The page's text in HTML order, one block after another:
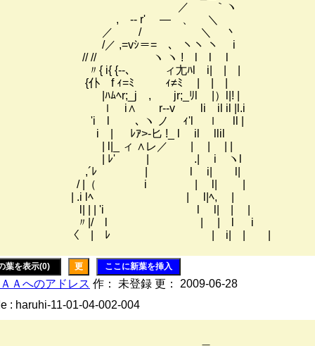
｀ヽ
-‐ r' ― 、 ＼
/ ＼ 丶
,=vｼ＝= 、 ヽヽ ヽ i
// ヽ ヽ ! l l l
{ i{ {‐-､ ィ尢ﾊl i| | |
仆 f ｨ=ﾐ ｨ≠ﾐ | | |
ﾑﾍr;_j , jr;_ﾘl |）l|! |
i∧ r‐‐v li il il |l.i
l ゝ､ ヽ ノ ｨ'l ｌ ll |
| ﾚｱ>‐匕 !_ l il llil
l|_ ィ ∧レ／ | | | |
ﾚ' | .| i ヽl
ﾚ | l i| l|
|（ i | l| |
.i lﾍ | l|ﾍ, |
| | 'i l l| | |
|/ l | | l i
| ﾚ | i| | |
葉を表示(0) 更 ここに新葉を挿入
Ａへのアドレス 作： 未登録 更： 2009-06-28
: haruhi-11-01-04-002-004